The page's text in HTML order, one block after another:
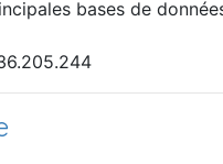
bases de